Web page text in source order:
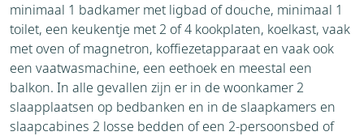
minimaal 1 badkamer met ligbad of douche, minimaal 1
toilet, een keukentje met 2 of 4 kookplaten, koelkast, vaak
met oven of magnetron, koffiezetapparaat en vaak ook
een vaatwasmachine, een eethoek en meestal een
balkon. In alle gevallen zijn er in de woonkamer 2
slaapplaatsen op bedbanken en in de slaapkamers en
slaapcabines 2 losse bedden of een 2-persoonsbed of